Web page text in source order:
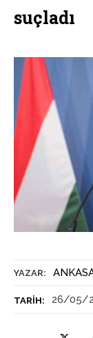
YAZAR:
TARIH: 26/05/
suçladı